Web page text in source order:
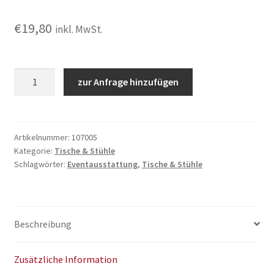
€19,80 inkl. MwSt.
Menge
zur Anfrage hinzufügen
Artikelnummer: 107005
Kategorie: Tische & Stühle
Schlagwörter: Eventausstattung, Tische & Stühle
Beschreibung
Zusätzliche Information